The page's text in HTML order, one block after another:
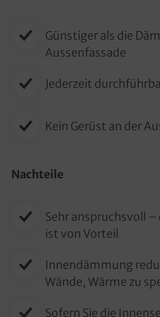
Günstiger als die
Aussenfassade
Jederzeit
Kein Gerüst an der
Nachteile
Sehr anspruchsvoll –
ist von Vorteil
Innendämmung
Wände, Wärme zu
Sofern Sie die